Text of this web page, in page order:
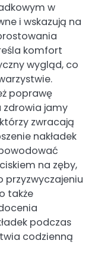
w
i wskazują na
komfort
wygląd, co
poprawę
zdrowia jamy
zwracają
nakładek
na zęby,
przyzwyczajeniu
także
podczas
codzienną